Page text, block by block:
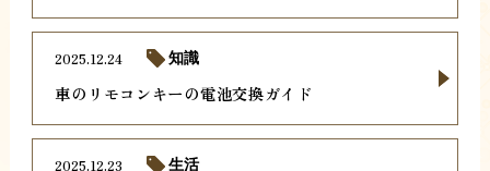
車のリモコンキーの電池交換ガイド
2025.12.24 知識
2025.12.23 生活